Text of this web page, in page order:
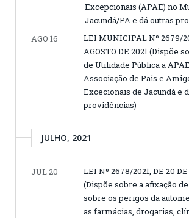
Excepcionais (APAE) no
Jacundá/PA e dá outras
AGO 16
LEI MUNICIPAL Nº 2679/
AGOSTO DE 2021 (Dispõe
de Utilidade Pública a
Associação de Pais e
Excecionais de Jacundá e
providências)
JULHO, 2021
JUL 20
LEI Nº 2678/2021, DE 20
(Dispõe sobre a afixação
sobre os perigos da
as farmácias, drogarias,